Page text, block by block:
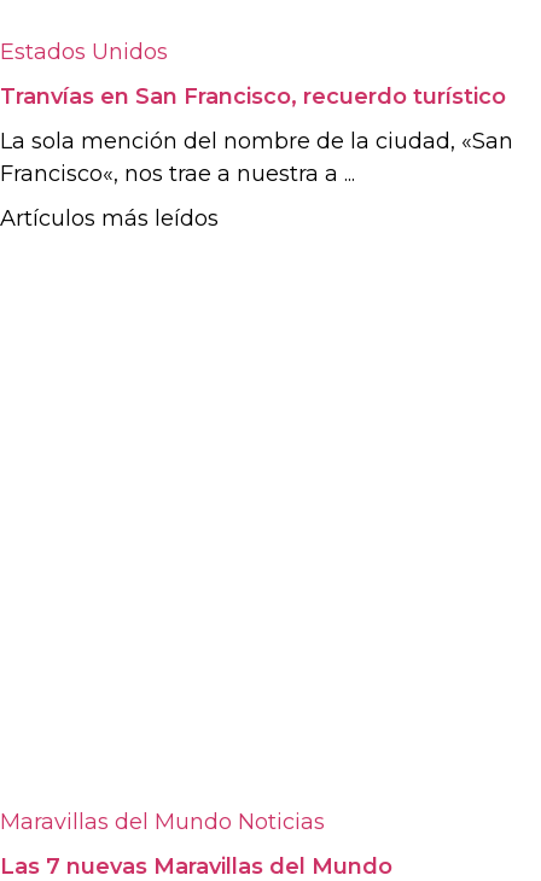
Estados Unidos
Tranvías en San Francisco, recuerdo turístico
La sola mención del nombre de la ciudad, «San
Francisco«, nos trae a nuestra a ...
Artículos más leídos
Maravillas del Mundo Noticias
Las 7 nuevas Maravillas del Mundo